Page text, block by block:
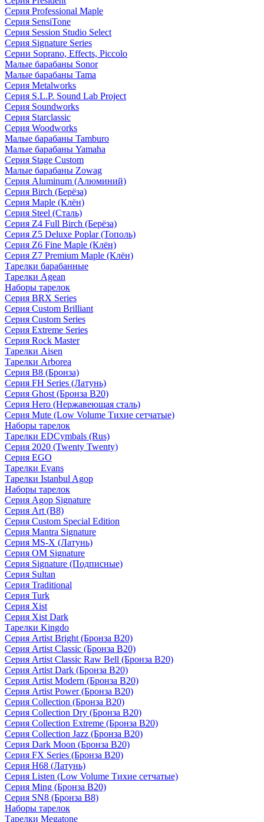
Серия Professional Maple
Серия SensiTone
Серия Session Studio Select
Серия Signature Series
Серии Soprano, Effects, Piccolo
Малые барабаны Sonor
Малые барабаны Tama
Серия Metalworks
Серия S.L.P. Sound Lab Project
Серия Soundworks
Серия Starclassic
Серия Woodworks
Малые барабаны Tamburo
Малые барабаны Yamaha
Серия Stage Custom
Малые барабаны Zowag
Серия Aluminum (Алюминий)
Серия Birch (Берёза)
Серия Maple (Клён)
Серия Steel (Сталь)
Серия Z4 Full Birch (Берёза)
Серия Z5 Deluxe Poplar (Тополь)
Серия Z6 Fine Maple (Клён)
Серия Z7 Premium Maple (Клён)
Тарелки барабанные
Тарелки Agean
Наборы тарелок
Серия BRX Series
Серия Custom Brilliant
Серия Custom Series
Серия Extreme Series
Серия Rock Master
Тарелки Aisen
Тарелки Arborea
Серия B8 (Бронза)
Серия FH Series (Латунь)
Серия Ghost (Бронза B20)
Серия Hero (Нержавеющая сталь)
Серия Mute (Low Volume Тихие сетчатые)
Наборы тарелок
Тарелки EDCymbals (Rus)
Серия 2020 (Twenty Twenty)
Серия EGO
Тарелки Evans
Тарелки Istanbul Agop
Наборы тарелок
Серия Agop Signature
Серия Art (B8)
Серия Custom Special Edition
Серия Mantra Signature
Серия MS-X (Латунь)
Серия OM Signature
Серия Signature (Подписные)
Серия Sultan
Серия Traditional
Серия Turk
Серия Xist
Серия Xist Dark
Тарелки Kingdo
Серия Artist Bright (Бронза B20)
Серия Artist Classic (Бронза B20)
Серия Artist Classic Raw Bell (Бронза B20)
Серия Artist Dark (Бронза B20)
Серия Artist Modern (Бронза B20)
Серия Artist Power (Бронза B20)
Серия Collection (Бронза B20)
Серия Collection Dry (Бронза B20)
Серия Collection Extreme (Бронза B20)
Серия Collection Jazz (Бронза B20)
Серия Dark Moon (Бронза B20)
Серия FX Series (Бронза B20)
Серия H68 (Латунь)
Серия Listen (Low Volume Тихие сетчатые)
Серия Ming (Бронза B20)
Серия SN8 (Бронза B8)
Наборы тарелок
Тарелки Megatone